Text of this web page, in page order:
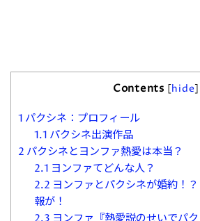
Contents [hide]
1 パクシネ：プロフィール
1.1 パクシネ出演作品
2 パクシネとヨンファ熱愛は本当？
2.1 ヨンファてどんな人？
2.2 ヨンファとパクシネが婚約！
報が！